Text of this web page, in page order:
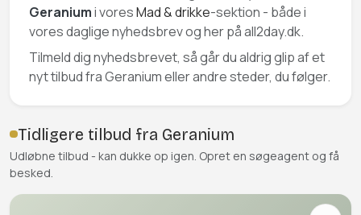
Geraniumi voresMad & drikke-sektion - både i
vores daglige nyhedsbrev og her på all2day.dk.
Tilmeld dig nyhedsbrevet, så går du aldrig glip af et
nyt tilbud fra Geranium eller andre steder, du følger.
Tidligere tilbud fra Geranium
Udløbne tilbud - kan dukke op igen. Opret en søgeagent og få
besked.